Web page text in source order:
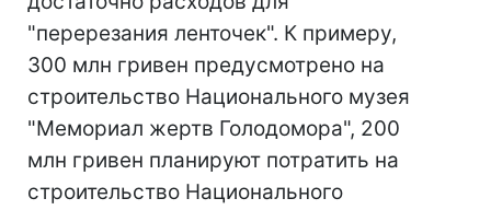
"перерезания ленточек". К примеру,
300 млн гривен предусмотрено на
строительство Национального музея
"Мемориал жертв Голодомора", 200
млн гривен планируют потратить на
строительство Национального